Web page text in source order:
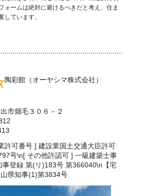
ォームは絶対に避けるべきだと考え、住ま
しています。
陶彩館（オーヤシマ株式会社）
市畑毛３０６－２
可番号 ] 建設業国土交通大臣許可
号\n[ その他許認可 ] 一級建築士事
事登録 第(リ)183号 第366040\n【宅
県知事(1)第3834号